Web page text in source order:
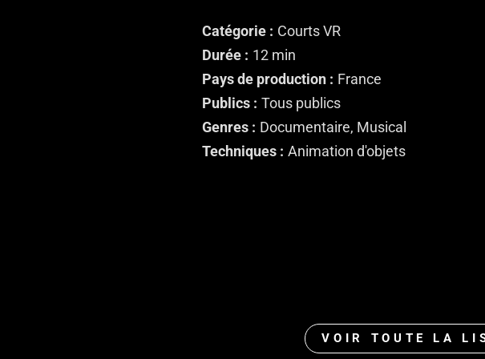
Catégorie
Courts VR
Durée
12 min
Pays de production
France
Publics
Tous publics
Genres
Documentaire, Musical
Techniques
Animation d'objets
VOIR TOUTE LA